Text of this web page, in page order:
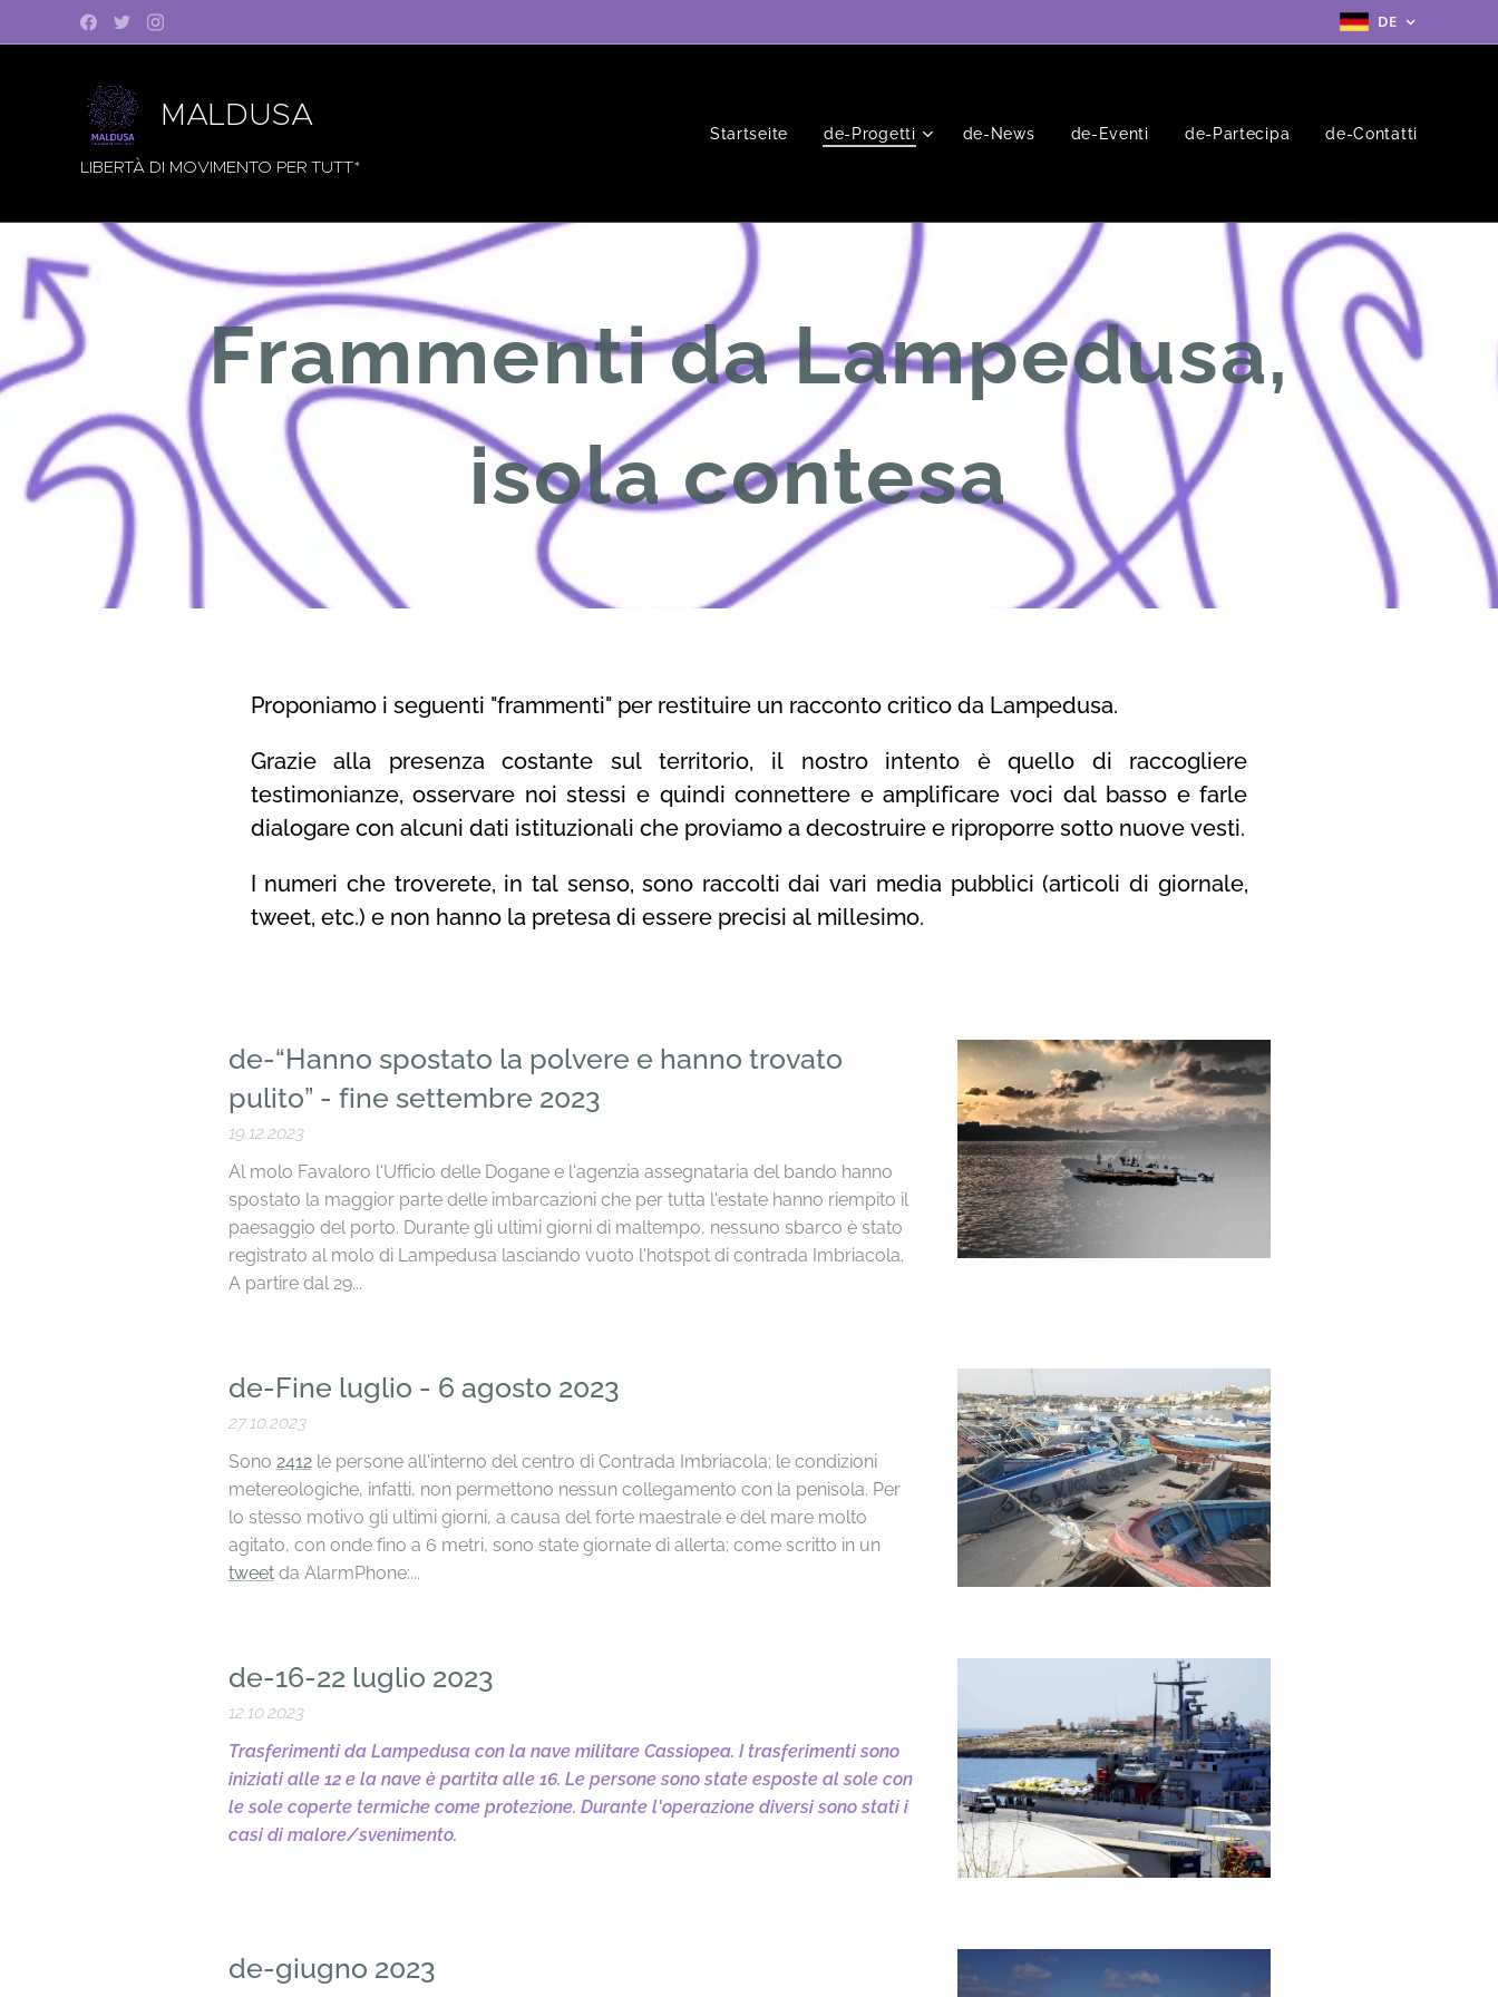
DE
MALDUSA
LIBERTÀ DI MOVIMENTO PER TUTT*
Startseite de-Progetti de-News de-Eventi de-Partecipa de-Contatti
Frammenti da Lampedusa,
isola contesa
Proponiamo i seguenti "frammenti" per restituire un racconto critico da Lampedusa.
Grazie alla presenza costante sul territorio, il nostro intento è quello di raccogliere
testimonianze, osservare noi stessi e quindi connettere e amplificare voci dal basso e farle
dialogare con alcuni dati istituzionali che proviamo a decostruire e riproporre sotto nuove vesti.
I numeri che troverete, in tal senso, sono raccolti dai vari media pubblici (articoli di giornale,
tweet, etc.) e non hanno la pretesa di essere precisi al millesimo.
de-“Hanno spostato la polvere e hanno trovato
pulito” - fine settembre 2023
19.12.2023
Al molo Favaloro l'Ufficio delle Dogane e l'agenzia assegnataria del bando hanno
spostato la maggior parte delle imbarcazioni che per tutta l'estate hanno riempito il
paesaggio del porto. Durante gli ultimi giorni di maltempo, nessuno sbarco è stato
registrato al molo di Lampedusa lasciando vuoto l'hotspot di contrada Imbriacola.
A partire dal 29...
de-Fine luglio - 6 agosto 2023
27.10.2023
Sono 2412le persone all'interno del centro di Contrada Imbriacola; le condizioni
metereologiche, infatti, non permettono nessun collegamento con la penisola. Per
lo stesso motivo gli ultimi giorni, a causa del forte maestrale e del mare molto
agitato, con onde fino a 6 metri, sono state giornate di allerta; come scritto in un
tweetda AlarmPhone:...
de-16-22 luglio 2023
12.10.2023
Trasferimenti da Lampedusa con la nave militare Cassiopea. I trasferimenti sono
iniziati alle 12 e la nave è partita alle 16. Le persone sono state esposte al sole con
le sole coperte termiche come protezione. Durante l'operazione diversi sono stati i
casi di malore/svenimento.
de-giugno 2023